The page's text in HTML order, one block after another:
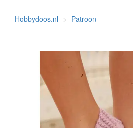
Hobbydoos.nl Patroon